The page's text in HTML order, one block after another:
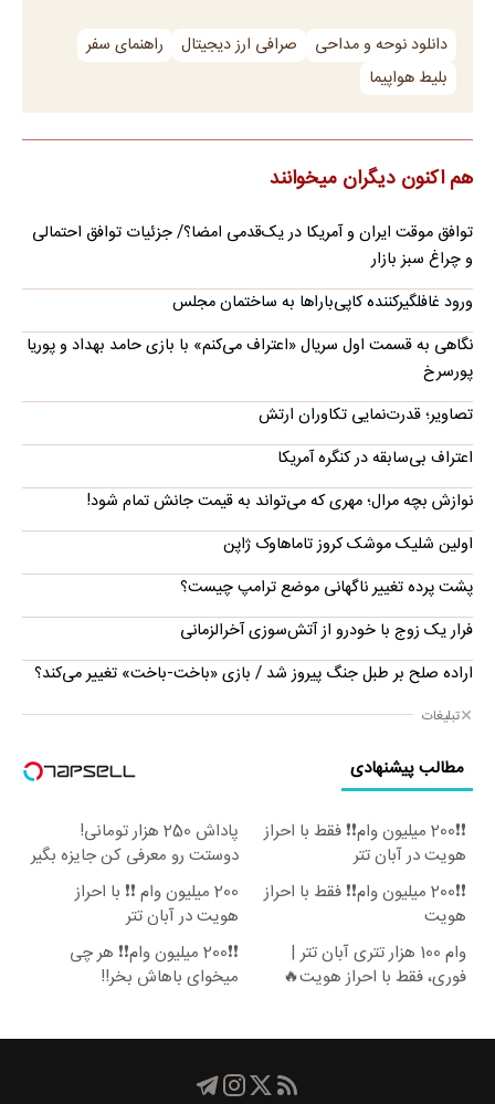
دانلود نوحه و مداحی صرافی ارز دیجیتال
راهنمای سفر
بلیط هواپیما
هم اکنون دیگران میخوانند
توافق موقت ایران و آمریکا در یک‌قدمی امضا؟/ جزئیات توافق احتمالی
و چراغ سبز بازار
ورود غافلگیرکننده کاپی‌باراها به ساختمان مجلس
نگاهی به قسمت اول سریال «اعتراف می‌کنم» با بازی حامد بهداد و پوریا
پورسرخ
تصاویر؛ قدرت‌نمایی تکاوران ارتش
اعتراف بی‌سابقه در کنگره آمریکا
نوازش بچه مرال؛ مهری که می‌تواند به قیمت جانش تمام شود!
اولین شلیک موشک کروز تاماهاوک ژاپن
پشت پرده تغییر ناگهانی موضع ترامپ چیست؟
فرار یک زوج با خودرو از آتش‌سوزی آخرالزمانی
اراده صلح بر طبل جنگ پیروز شد / بازی «باخت-باخت» تغییر می‌کند؟
تبلیغات
مطالب پیشنهادی
❗❗200 میلیون وام❗❗ فقط با احراز
هویت در آبان تتر
پاداش 250 هزار تومانی!
دوستت رو معرفی کن جایزه بگیر
😍
❗❗200 میلیون وام❗❗ فقط با احراز
هویت
200 میلیون وام ❗❗ با احراز
هویت در آبان تتر
وام 100 هزار تتری آبان تتر |
فوری، فقط با احراز هویت🔥
❗❗200 میلیون وام❗❗ هر چی
میخوای باهاش بخر!!